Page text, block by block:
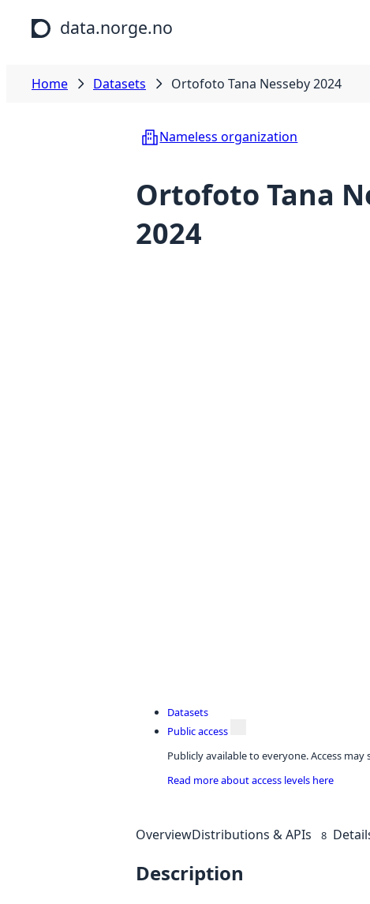
Skip to main content
data.norge.no
Home Datasets Ortofoto Tana Nesseby 2024
Nameless organization
Ortofoto Tana
2024
Datasets
Public access
Publicly available to everyone. Access
Read more about access levels here
OverviewDistributions & APIs 8
Description